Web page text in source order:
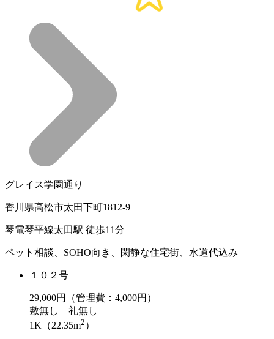
グレイス学園通り
香川県高松市太田下町1812-9
琴電琴平線太田駅 徒歩11分
ペット相談、SOHO向き、閑静な住宅街、水道代込み
１０２号
29,000円（管理費：4,000円）
敷無し 礼無し
1K（22.35m2 ）